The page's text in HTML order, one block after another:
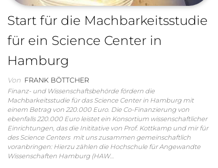
Start für die Machbarkeitsstudie
für ein Science Center in
Hamburg
Von FRANK BÖTTCHER
Finanz- und Wissenschaftsbehörde fördern die
Machbarkeitsstudie für das Science Center in Hamburg mit
einem Betrag von 220.000 Euro. Die Co-Finanzierung von
ebenfalls 220.000 Euro leistet ein Konsortium wissenschaftlicher
Einrichtungen, das die Inititative von Prof. Kottkamp und mir für
des Science Centers mit uns zusammen gemeinschaftlich
voranbringen: Hierzu zählen die Hochschule für Angewandte
Wissenschaften Hamburg (HAW…